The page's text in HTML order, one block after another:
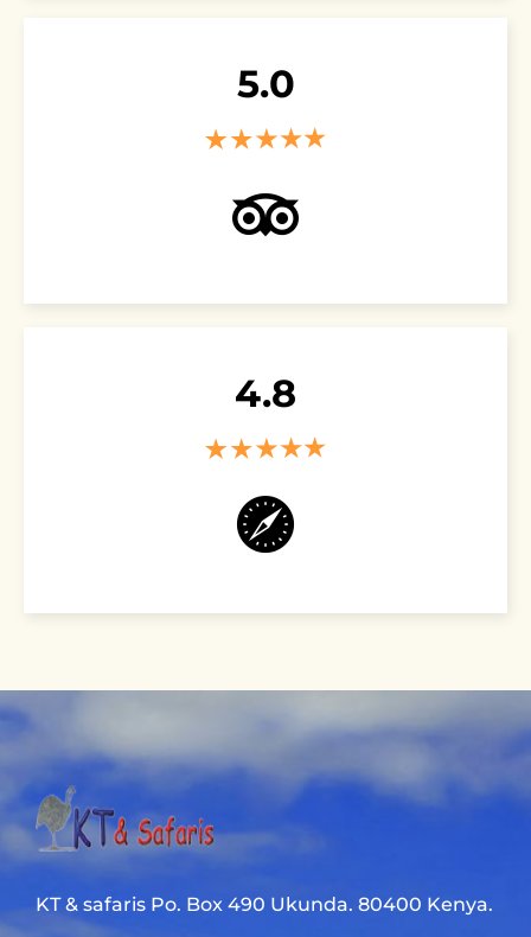
5.0
4.8
KT & safaris Po. Box 490 Ukunda. 80400 Kenya.